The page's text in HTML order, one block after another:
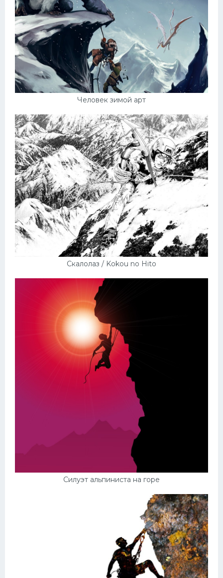
Человек зимой арт
Скалолаз / Kokou no Hito
Силуэт альпиниста на горе